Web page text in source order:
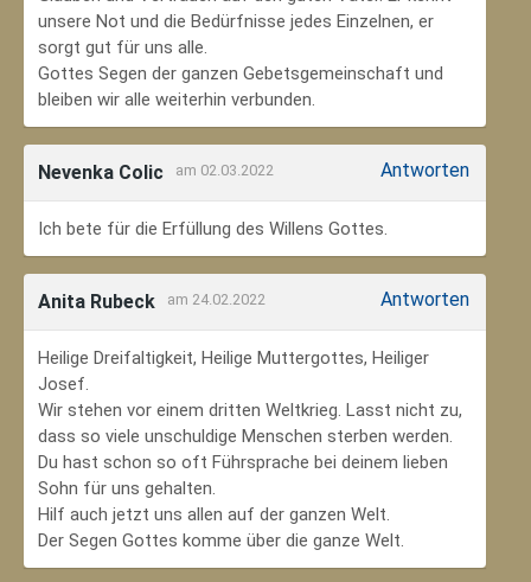
unsere Not und die Bedürfnisse jedes Einzelnen, er
sorgt gut für uns alle.
Gottes Segen der ganzen Gebetsgemeinschaft und
bleiben wir alle weiterhin verbunden.
Nevenka Colic am 02.03.2022 Antworten
Ich bete für die Erfüllung des Willens Gottes.
Anita Rubeck am 24.02.2022 Antworten
Heilige Dreifaltigkeit, Heilige Muttergottes, Heiliger
Josef.
Wir stehen vor einem dritten Weltkrieg. Lasst nicht zu,
dass so viele unschuldige Menschen sterben werden.
Du hast schon so oft Führsprache bei deinem lieben
Sohn für uns gehalten.
Hilf auch jetzt uns allen auf der ganzen Welt.
Der Segen Gottes komme über die ganze Welt.